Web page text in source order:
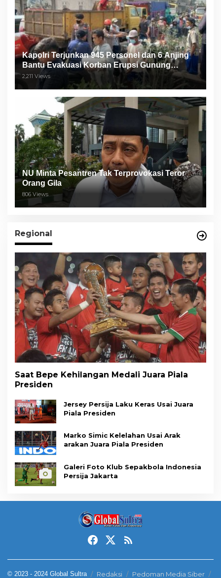
Kapolri Terjunkan 945 Personel dan 6 Anjing
Bantu Evakuasi Korban Erupsi Gunung
Semeru
2,211 Views
NU Minta Pesantren Tak Terprovokasi Teror
Orang Gila
806 Views
Regional
Saat Bepe Kehilangan Medali Juara Piala
Presiden
Jersey Persija Laku Keras Usai Juara
Piala Presiden
Marko Simic Kelelahan Usai Arak
arakan Juara Piala Presiden
Galeri Foto Klub Sepakbola Indonesia
Persija Jakarta
© 2023 - 2024 Global Sultra Redaksi Pedoman Media Siber